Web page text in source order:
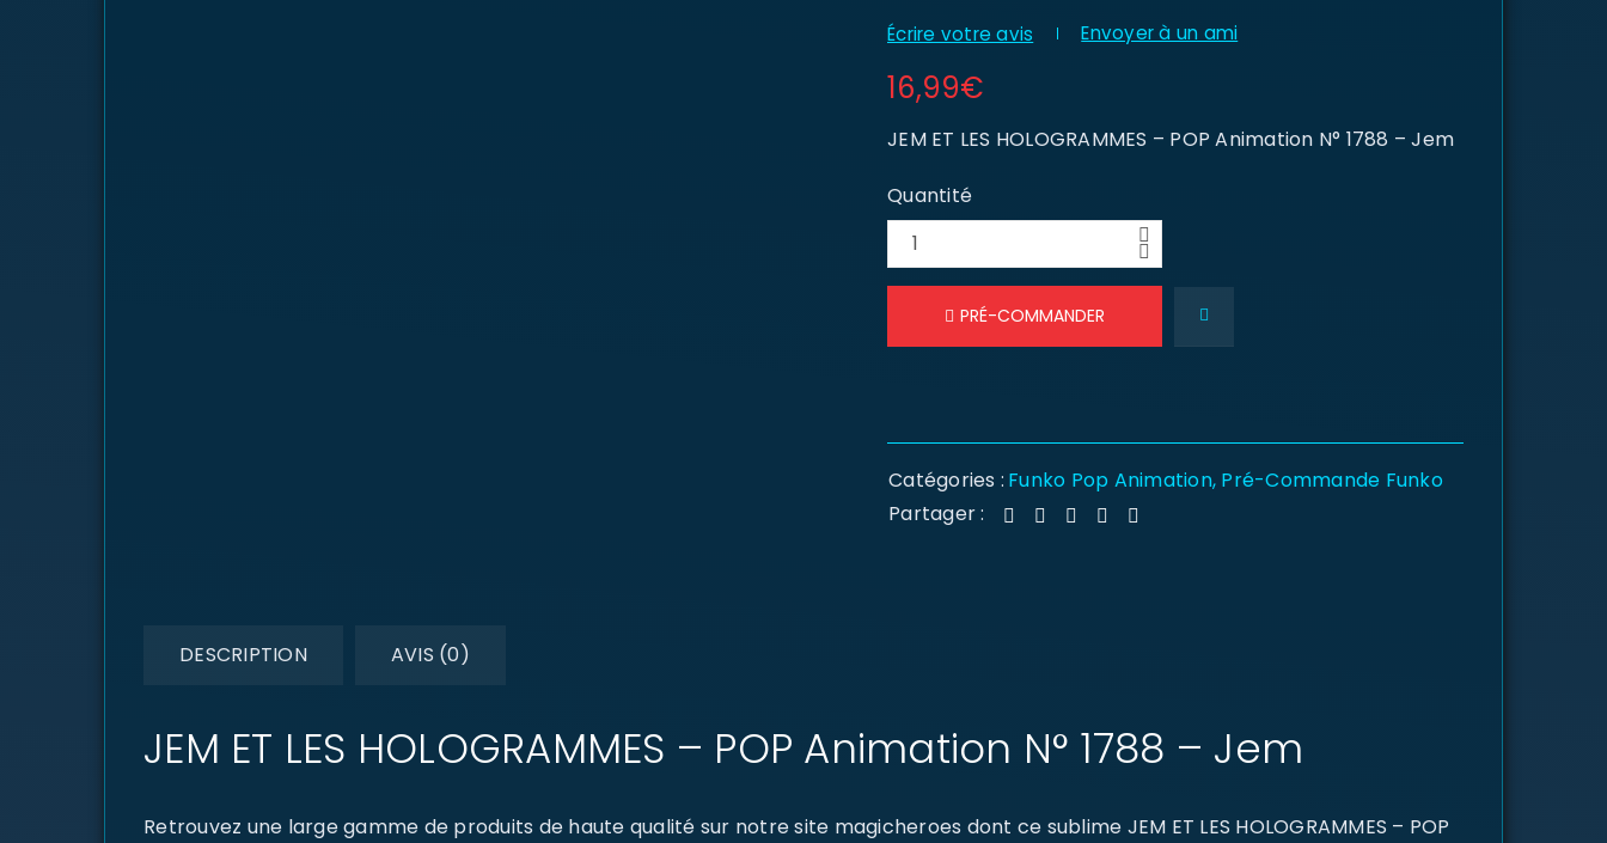
Écrire votre avis Envoyer à un ami
16,99€
JEM ET LES HOLOGRAMMES – POP Animation N° 1788 – Jem
Quantité
PRÉ-COMMANDER
Catégories : Funko Pop Animation, Pré-Commande Funko
Partager :
DESCRIPTION AVIS (0)
JEM ET LES HOLOGRAMMES – POP Animation N° 1788 – Jem
Retrouvez une large gamme de produits de haute qualité sur notre site magicheroes dont ce sublime JEM ET LES HOLOGRAMMES – POP